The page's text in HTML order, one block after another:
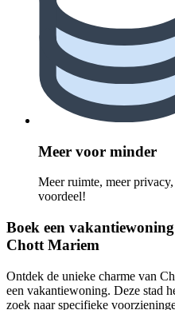
Meer voor minder
Meer ruimte, meer
voordeel!
Boek een
Chott Mariem
Ontdek de unieke charme van
een vakantiewoning. Deze stad
zoek naar specifieke